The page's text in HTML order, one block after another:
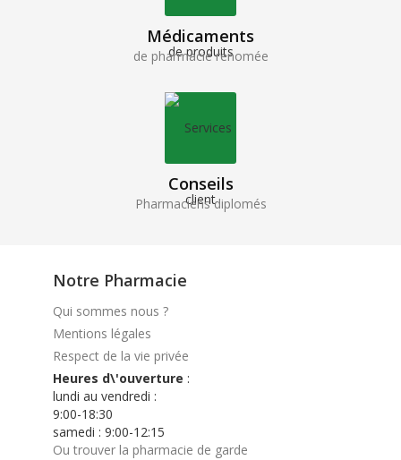
Médicaments
de pharmacie renomée
Conseils
Pharmaciens diplomés
Notre Pharmacie
Qui sommes nous ?
Mentions légales
Respect de la vie privée
Heures d\'ouverture :
lundi au vendredi :
9:00-18:30
samedi : 9:00-12:15
Ou trouver la pharmacie de garde